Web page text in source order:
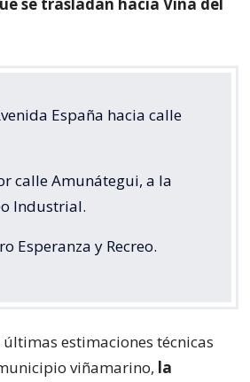
se trasladan hacia Viña del
España hacia calle
calle Amunátegui, a la
Industrial.
Esperanza y Recreo.
estimaciones técnicas
viñamarino, la